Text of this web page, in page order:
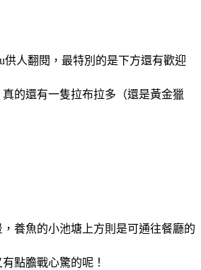
供人翻閱，最特別的是下方還有歡迎
的還有一隻拉布拉多（還是黃金獵
養魚的小池塘上方則是可通往餐廳的
點膽戰心驚的呢！